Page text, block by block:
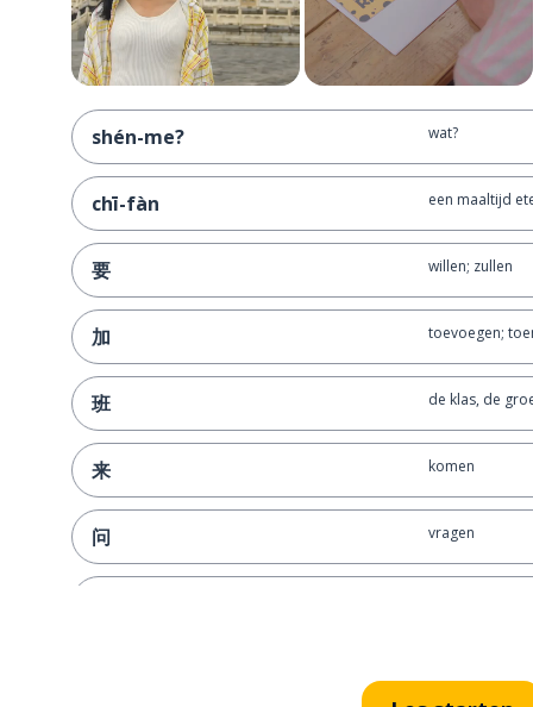
shén-me? wat?
chī-fàn een maaltijd
要 willen; zullen
加 toevoegen;
班 de klas, de
来 komen
问 vragen